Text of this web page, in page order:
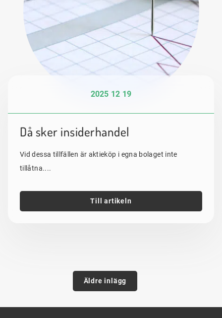
2025 12 19
Då sker insiderhandel
Vid dessa tillfällen är aktieköp i egna bolaget inte
tillåtna....
Till artikeln
Inläggsnavigering
Äldre inlägg